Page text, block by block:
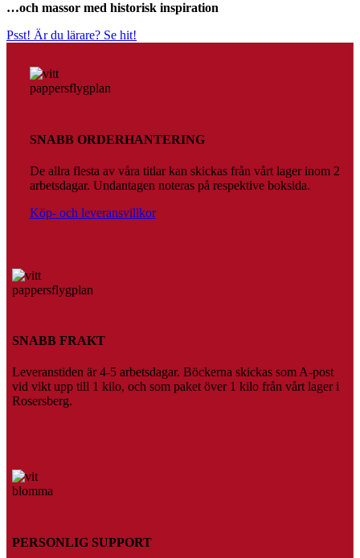
…och massor med historisk inspiration
Psst! Är du lärare? Se hit!
SNABB ORDERHANTERING
De allra flesta av våra titlar kan skickas från vårt lager inom 2
arbetsdagar. Undantagen noteras på respektive boksida.
Köp- och leveransvillkor
SNABB FRAKT
Leveranstiden är 4-5 arbetsdagar. Böckerna skickas som A-post
vid vikt upp till 1 kilo, och som paket över 1 kilo från vårt lager i
Rosersberg.
PERSONLIG SUPPORT